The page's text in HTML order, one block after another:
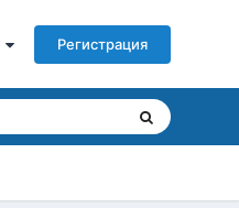
Регистрация